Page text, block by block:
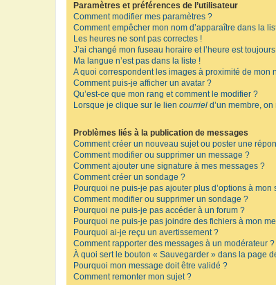
Paramètres et préférences de l’utilisateur
Comment modifier mes paramètres ?
Comment empêcher mon nom d’apparaître dans la
Les heures ne sont pas correctes !
J’ai changé mon fuseau horaire et l’heure est
Ma langue n’est pas dans la liste !
A quoi correspondent les images à proximité de mon
Comment puis-je afficher un avatar ?
Qu’est-ce que mon rang et comment le modifier ?
Lorsque je clique sur le lien courriel d’un membre,
Problèmes liés à la publication de messages
Comment créer un nouveau sujet ou poster une
Comment modifier ou supprimer un message ?
Comment ajouter une signature à mes messages ?
Comment créer un sondage ?
Pourquoi ne puis-je pas ajouter plus d’options à mon
Comment modifier ou supprimer un sondage ?
Pourquoi ne puis-je pas accéder à un forum ?
Pourquoi ne puis-je pas joindre des fichiers à mon
Pourquoi ai-je reçu un avertissement ?
Comment rapporter des messages à un modérateur ?
À quoi sert le bouton « Sauvegarder » dans la page
Pourquoi mon message doit être validé ?
Comment remonter mon sujet ?